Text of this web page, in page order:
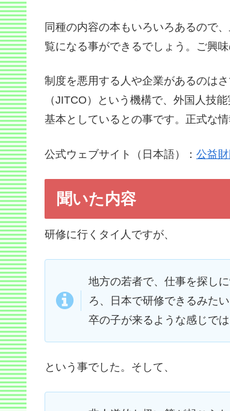
同種の内容の本もいろいろあるので
覧になる事ができるでしょう。ご興
制度を悪用する人や企業があるのは
（JITCO）という機構で、外国人技
基本としているとの事です。正式な
公式ウェブサイト（日本語）： 公益
聞いた内容
研修に行くタイ人ですが、
地方の若者で、仕事を探し
ろ、日本で研修できるみた
卒の子が来るような感じでは
という事でした。そして、